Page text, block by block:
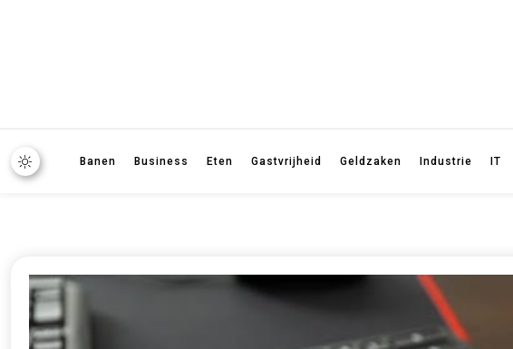
Banen Business Eten Gastvrijheid Geldzaken Industrie IT